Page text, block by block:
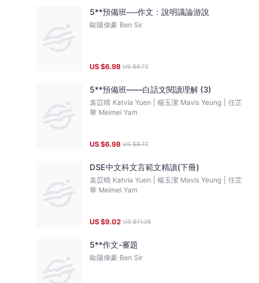
5**預備班──作文：說明議論游說
歐陽偉豪 Ben Sir
US $6.98 US $8.72
5**預備班——白話文閱讀理解 (3)
任芷
華 Meimei Yam
US $6.98 US $8.72
DSE中文科文言範文精讀(下冊)
任芷
華 Meimei Yam
US $9.02 US $11.28
5**作文-審題
歐陽偉豪 Ben Sir